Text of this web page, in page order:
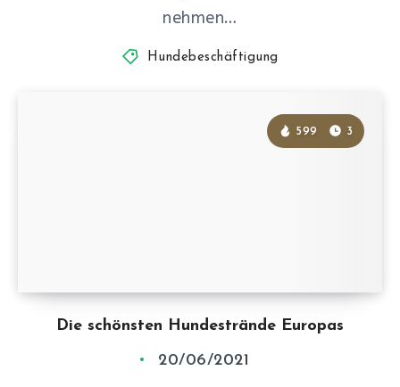
nehmen…
Hundebeschäftigung
Die schönsten Hundestrände Europas
599 3
20/06/2021